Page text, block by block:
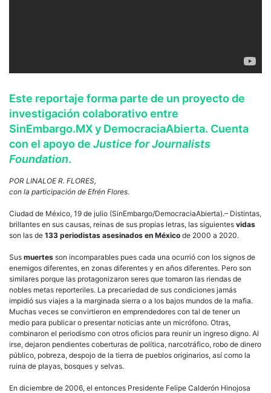
Este reportaje forma parte de un proyecto de
investigación colaborativo entre
SinEmbargo.MX y DemocraciaAbierta. Cuenta
con el apoyo de Justice for Journalists
Foundation.
POR LINALOE R. FLORES,
con la participación de Efrén Flores.
Ciudad de México, 19 de julio (SinEmbargo/DemocraciaAbierta).– Distintas,
brillantes en sus causas, reinas de sus propias letras, las siguientes vidas
son las de 133 periodistas asesinados en México de 2000 a 2020.
Sus muertes son incomparables pues cada una ocurrió con los signos de
enemigos diferentes, en zonas diferentes y en años diferentes. Pero son
similares porque las protagonizaron seres que tomaron las riendas de
nobles metas reporteriles. La precariedad de sus condiciones jamás
impidió sus viajes a la marginada sierra o a los bajos mundos de la mafia.
Muchas veces se convirtieron en emprendedores con tal de tener un
medio para publicar o presentar noticias ante un micrófono. Otras,
combinaron el periodismo con otros oficios para reunir un ingreso digno. Al
irse, dejaron pendientes coberturas de política, narcotráfico, robo de dinero
público, pobreza, despojo de la tierra de pueblos originarios, así como la
ruina de playas, bosques y selvas.
En diciembre de 2006, el entonces Presidente Felipe Calderón Hinojosa